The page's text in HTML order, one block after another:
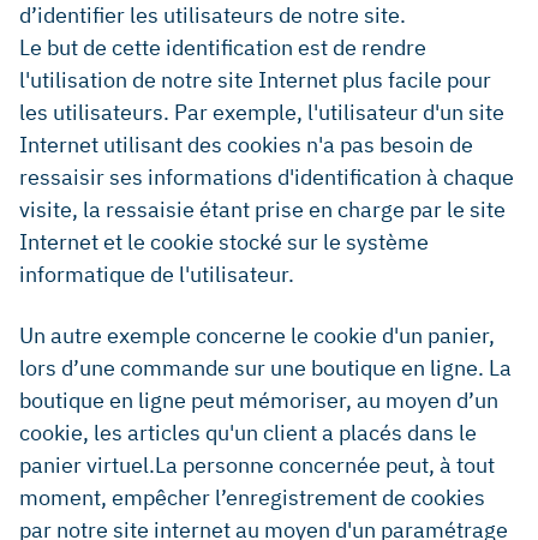
d’identifier les utilisateurs de notre site.
Le but de cette identification est de rendre
l'utilisation de notre site Internet plus facile pour
les utilisateurs. Par exemple, l'utilisateur d'un site
Internet utilisant des cookies n'a pas besoin de
ressaisir ses informations d'identification à chaque
visite, la ressaisie étant prise en charge par le site
Internet et le cookie stocké sur le système
informatique de l'utilisateur.
Un autre exemple concerne le cookie d'un panier,
lors d’une commande sur une boutique en ligne. La
boutique en ligne peut mémoriser, au moyen d’un
cookie, les articles qu'un client a placés dans le
panier virtuel.La personne concernée peut, à tout
moment, empêcher l’enregistrement de cookies
par notre site internet au moyen d'un paramétrage